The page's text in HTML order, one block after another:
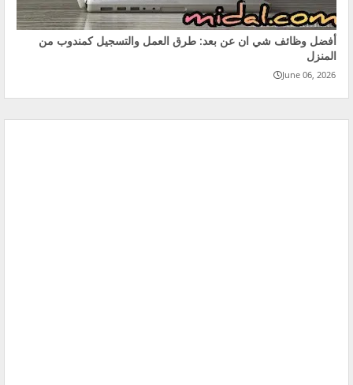
أفضل وظائف شي ان عن بعد: طرق العمل والتسجيل كمندوب من
المنزل
June 06, 2026